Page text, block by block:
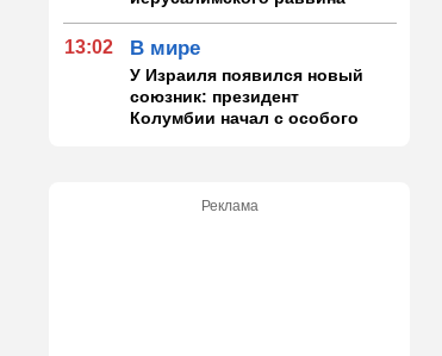
13:02 В мире
У Израиля появился новый
союзник: президент
Колумбии начал с особого
Социализм поднимает
Реклама